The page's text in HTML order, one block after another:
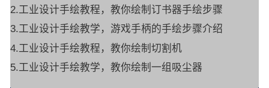
2.工业设计手绘教程，教你绘制订书器手绘步骤
3.工业设计手绘教学，游戏手柄的手绘步骤介绍
4.工业设计手绘教程，教你绘制切割机
5.工业设计手绘教学，教你绘制一组吸尘器